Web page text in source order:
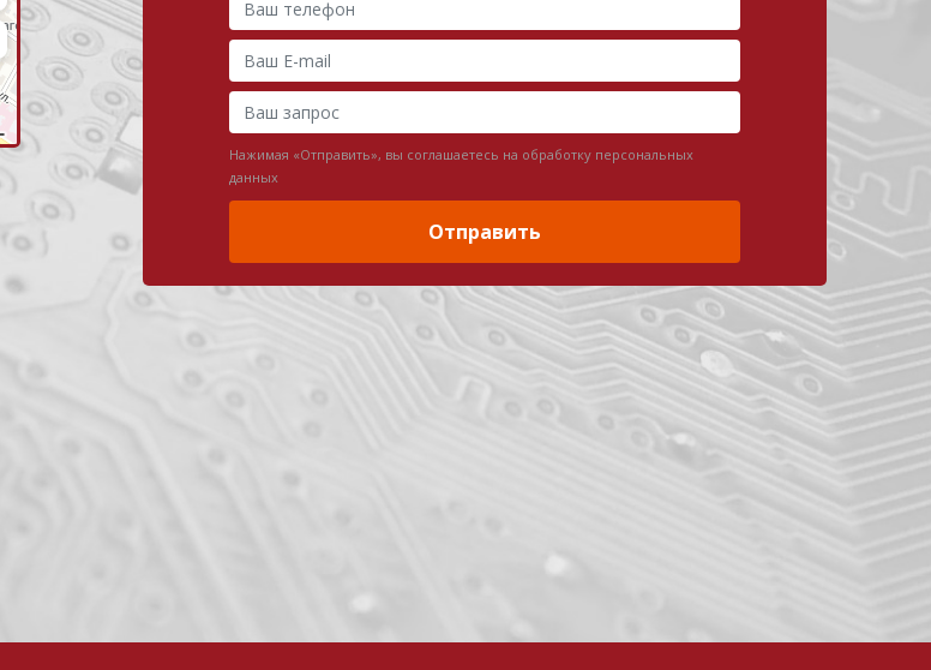
Нажимая «Отправить», вы соглашаетесь на обработку персональных
данных
Отправить